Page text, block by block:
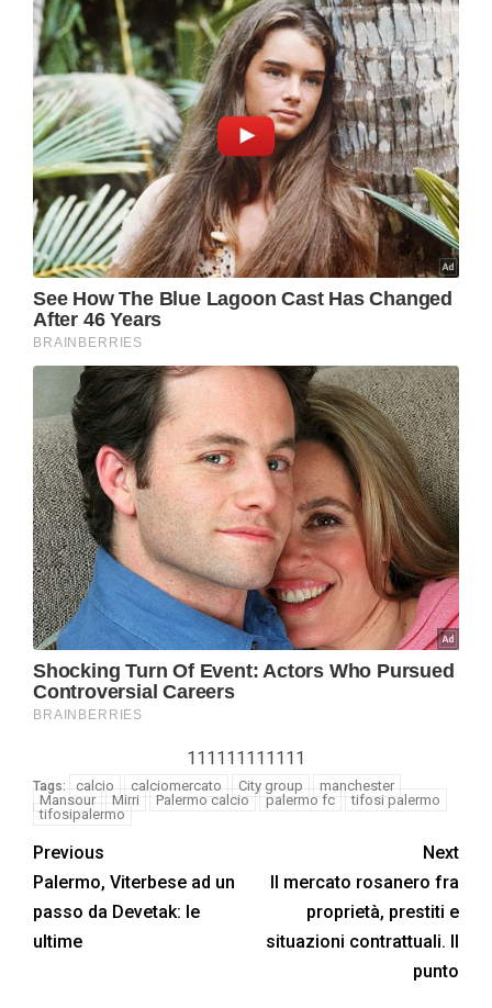
111111111111
Tags: calcio calciomercato City group
manchester
Mansour
Mirri Palermo calcio palermo fc
tifosi palermo
tifosipalermo
Previous
Palermo, Viterbese ad un
passo da Devetak: le
ultime
Next
Il mercato rosanero fra
proprietà, prestiti e
situazioni contrattuali. Il
punto